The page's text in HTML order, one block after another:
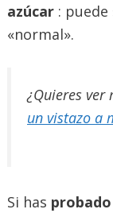
azúcar :
«normal».
¿Quieres ver
un vistazo a
Si has